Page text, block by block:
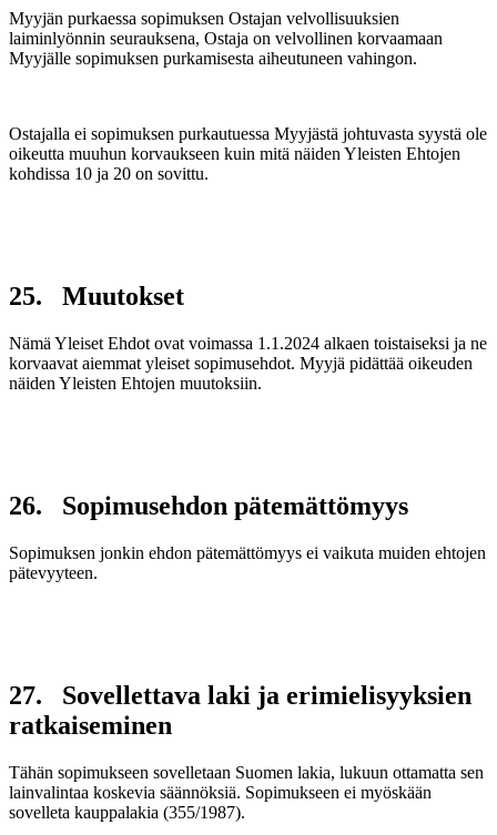
Myyjän purkaessa sopimuksen Ostajan velvollisuuksien
laiminlyönnin seurauksena, Ostaja on velvollinen korvaamaan
Myyjälle sopimuksen purkamisesta aiheutuneen vahingon.
Ostajalla ei sopimuksen purkautuessa Myyjästä johtuvasta syystä ole
oikeutta muuhun korvaukseen kuin mitä näiden Yleisten Ehtojen
kohdissa 10 ja 20 on sovittu.
25. Muutokset
Nämä Yleiset Ehdot ovat voimassa 1.1.2024 alkaen toistaiseksi ja ne
korvaavat aiemmat yleiset sopimusehdot. Myyjä pidättää oikeuden
näiden Yleisten Ehtojen muutoksiin.
26. Sopimusehdon pätemättömyys
Sopimuksen jonkin ehdon pätemättömyys ei vaikuta muiden ehtojen
pätevyyteen.
27. Sovellettava laki ja erimielisyyksien
ratkaiseminen
Tähän sopimukseen sovelletaan Suomen lakia, lukuun ottamatta sen
lainvalintaa koskevia säännöksiä. Sopimukseen ei myöskään
sovelleta kauppalakia (355/1987).